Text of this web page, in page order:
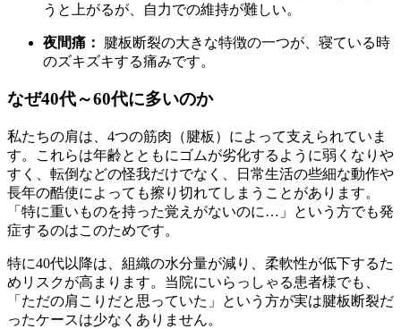
うと上がるが、自力での維持が難しい。
夜間痛：
腱板断裂の大きな特徴の一つが、寝ている時
のズキズキする痛みです。
なぜ40代～60代に多いのか
私たちの肩は、4つの筋肉（腱板）によって支えられていま
す。これらは年齢とともにゴムが劣化するように弱くなりや
すく、転倒などの怪我だけでなく、日常生活の些細な動作や
長年の酷使によっても擦り切れてしまうことがあります。
「特に重いものを持った覚えがないのに…」という方でも発
症するのはこのためです。
特に40代以降は、組織の水分量が減り、柔軟性が低下するた
めリスクが高まります。当院にいらっしゃる患者様でも、
「ただの肩こりだと思っていた」という方が実は腱板断裂だ
ったケースは少なくありません。